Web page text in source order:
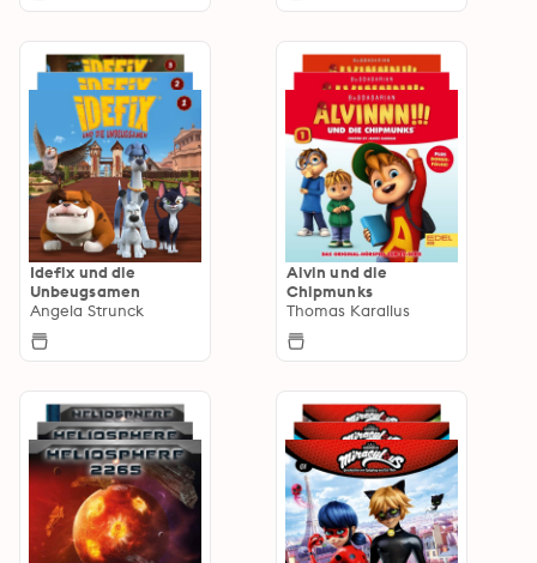
Idefix und die
Unbeugsamen
Angela Strunck
Alvin und die
Chipmunks
Thomas Karallus